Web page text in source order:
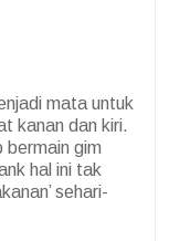
mata untuk
kanan dan kiri.
bermain gim
hal ini tak
sehari-